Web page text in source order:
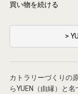
買い物を続ける
>
カトラリーづくりの
らYUEN（由縁）と名